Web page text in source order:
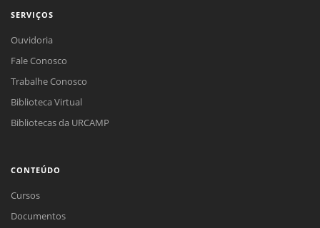
SERVIÇOS
Ouvidoria
Fale Conosco
Trabalhe Conosco
Biblioteca Virtual
Bibliotecas da URCAMP
CONTEÚDO
Cursos
Documentos